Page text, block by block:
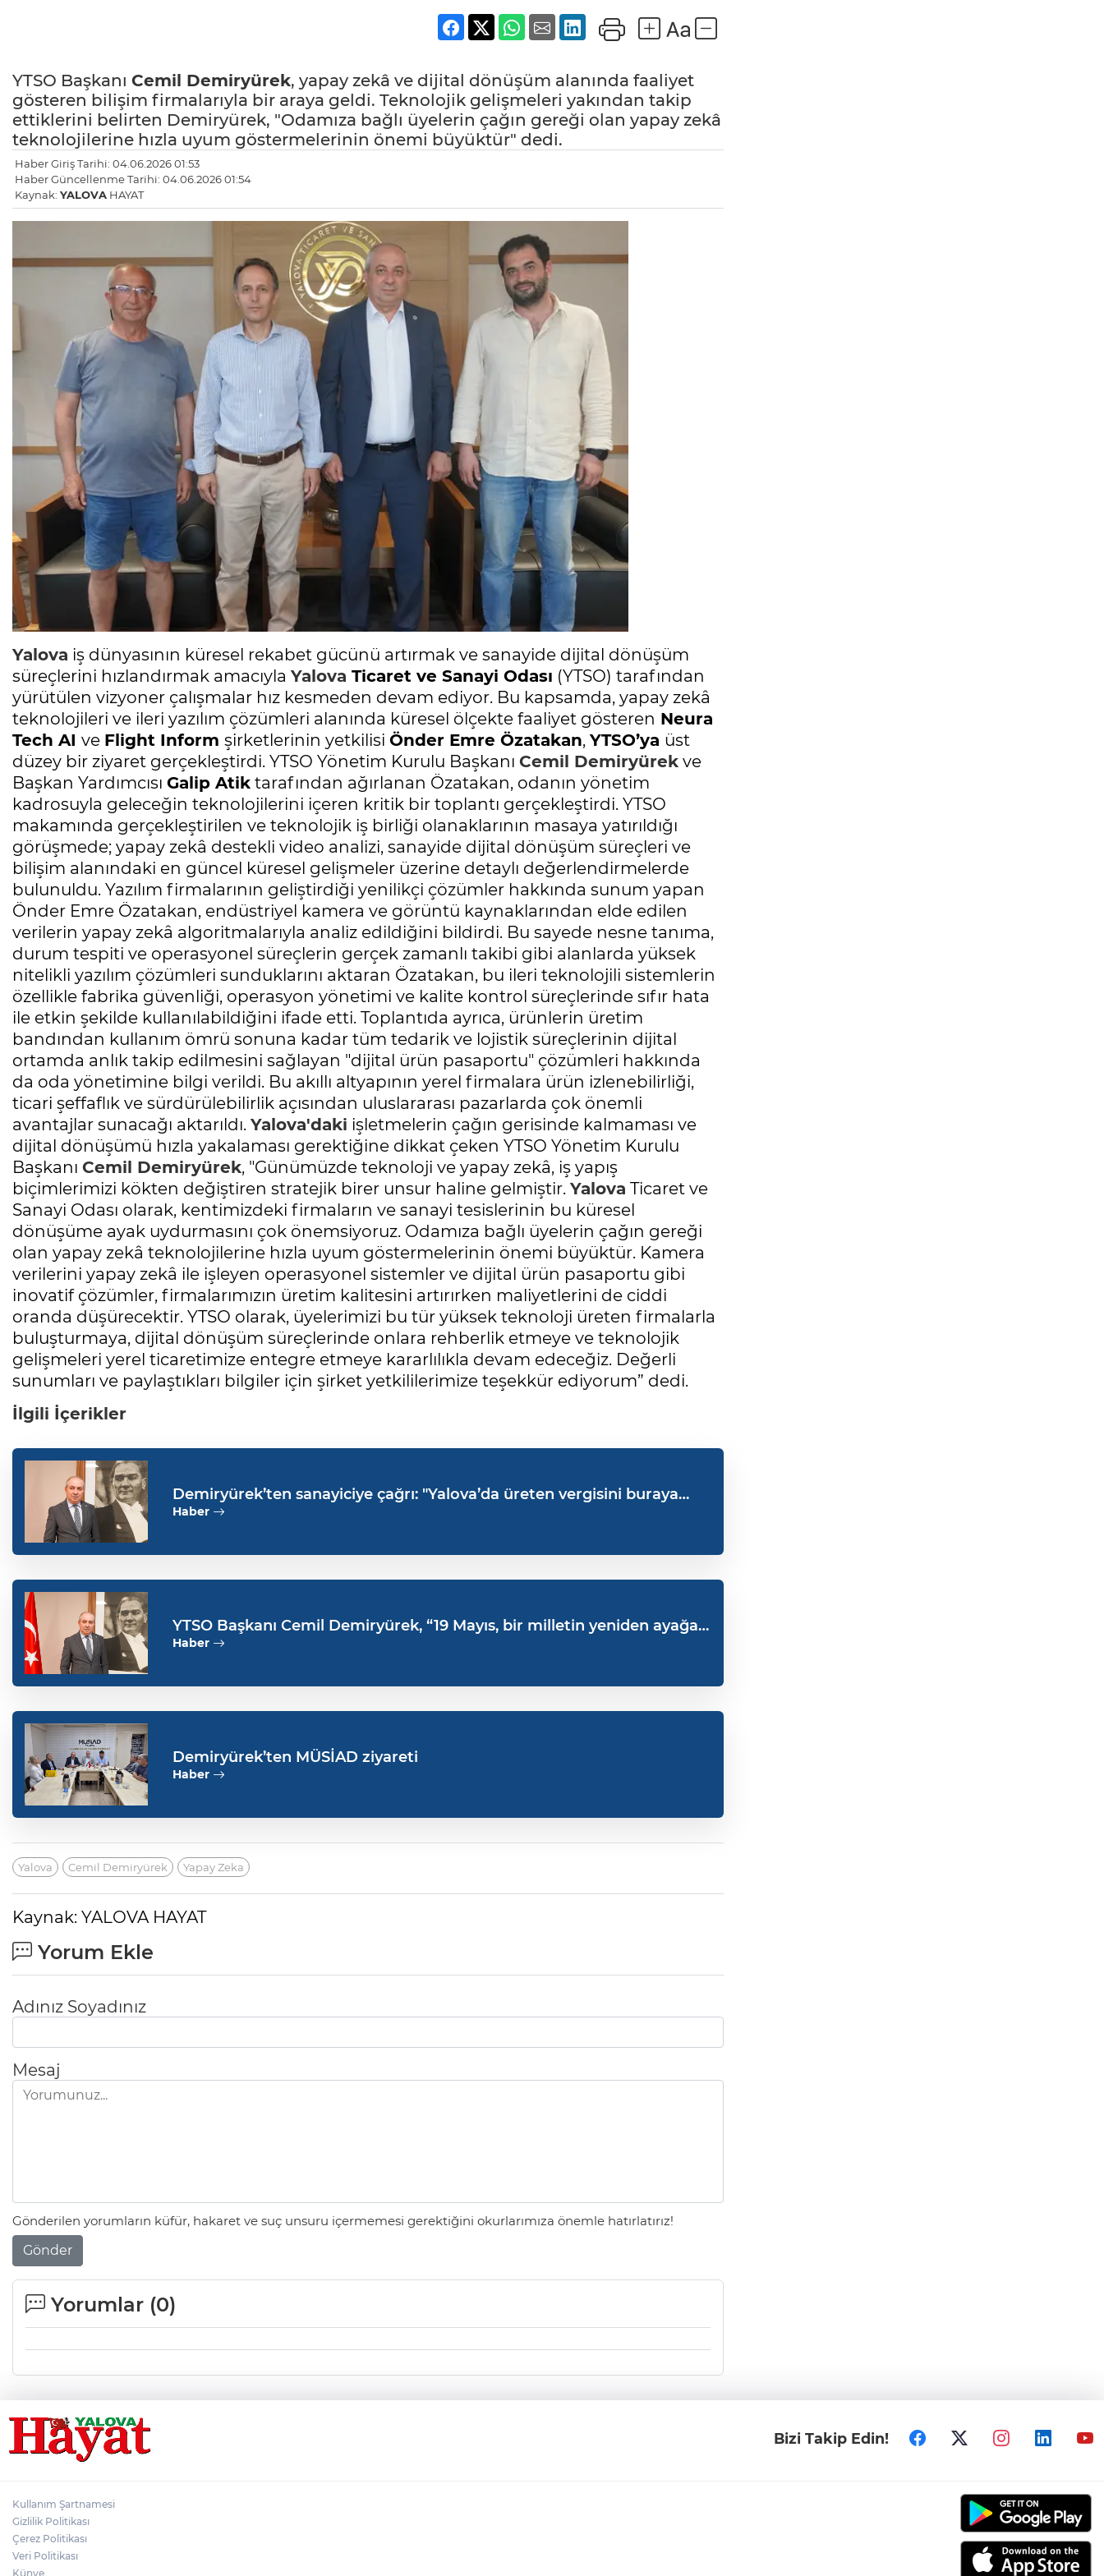
YTSO Başkanı Cemil Demiryürek, yapay zekâ ve dijital dönüşüm alanında faaliyet
gösteren bilişim firmalarıyla bir araya geldi. Teknolojik gelişmeleri yakından takip
ettiklerini belirten Demiryürek, "Odamıza bağlı üyelerin çağın gereği olan yapay zekâ
teknolojilerine hızla uyum göstermelerinin önemi büyüktür" dedi.
Haber Giriş Tarihi: 04.06.2026 01:53
Haber Güncellenme Tarihi: 04.06.2026 01:54
Kaynak: YALOVA HAYAT
Yalova iş dünyasının küresel rekabet gücünü artırmak ve sanayide dijital dönüşüm
süreçlerini hızlandırmak amacıyla Yalova Ticaret ve Sanayi Odası (YTSO) tarafından
yürütülen vizyoner çalışmalar hız kesmeden devam ediyor. Bu kapsamda, yapay zekâ
teknolojileri ve ileri yazılım çözümleri alanında küresel ölçekte faaliyet gösteren Neura
Tech AI ve Flight Inform şirketlerinin yetkilisi Önder Emre Özatakan, YTSO’ya üst
düzey bir ziyaret gerçekleştirdi. YTSO Yönetim Kurulu Başkanı Cemil Demiryürek ve
Başkan Yardımcısı Galip Atik tarafından ağırlanan Özatakan, odanın yönetim
kadrosuyla geleceğin teknolojilerini içeren kritik bir toplantı gerçekleştirdi. YTSO
makamında gerçekleştirilen ve teknolojik iş birliği olanaklarının masaya yatırıldığı
görüşmede; yapay zekâ destekli video analizi, sanayide dijital dönüşüm süreçleri ve
bilişim alanındaki en güncel küresel gelişmeler üzerine detaylı değerlendirmelerde
bulunuldu. Yazılım firmalarının geliştirdiği yenilikçi çözümler hakkında sunum yapan
Önder Emre Özatakan, endüstriyel kamera ve görüntü kaynaklarından elde edilen
verilerin yapay zekâ algoritmalarıyla analiz edildiğini bildirdi. Bu sayede nesne tanıma,
durum tespiti ve operasyonel süreçlerin gerçek zamanlı takibi gibi alanlarda yüksek
nitelikli yazılım çözümleri sunduklarını aktaran Özatakan, bu ileri teknolojili sistemlerin
özellikle fabrika güvenliği, operasyon yönetimi ve kalite kontrol süreçlerinde sıfır hata
ile etkin şekilde kullanılabildiğini ifade etti. Toplantıda ayrıca, ürünlerin üretim
bandından kullanım ömrü sonuna kadar tüm tedarik ve lojistik süreçlerinin dijital
ortamda anlık takip edilmesini sağlayan "dijital ürün pasaportu" çözümleri hakkında
da oda yönetimine bilgi verildi. Bu akıllı altyapının yerel firmalara ürün izlenebilirliği,
ticari şeffaflık ve sürdürülebilirlik açısından uluslararası pazarlarda çok önemli
avantajlar sunacağı aktarıldı. Yalova'daki işletmelerin çağın gerisinde kalmaması ve
dijital dönüşümü hızla yakalaması gerektiğine dikkat çeken YTSO Yönetim Kurulu
Başkanı Cemil Demiryürek, "Günümüzde teknoloji ve yapay zekâ, iş yapış
biçimlerimizi kökten değiştiren stratejik birer unsur haline gelmiştir. Yalova Ticaret ve
Sanayi Odası olarak, kentimizdeki firmaların ve sanayi tesislerinin bu küresel
dönüşüme ayak uydurmasını çok önemsiyoruz. Odamıza bağlı üyelerin çağın gereği
olan yapay zekâ teknolojilerine hızla uyum göstermelerinin önemi büyüktür. Kamera
verilerini yapay zekâ ile işleyen operasyonel sistemler ve dijital ürün pasaportu gibi
inovatif çözümler, firmalarımızın üretim kalitesini artırırken maliyetlerini de ciddi
oranda düşürecektir. YTSO olarak, üyelerimizi bu tür yüksek teknoloji üreten firmalarla
buluşturmaya, dijital dönüşüm süreçlerinde onlara rehberlik etmeye ve teknolojik
gelişmeleri yerel ticaretimize entegre etmeye kararlılıkla devam edeceğiz. Değerli
sunumları ve paylaştıkları bilgiler için şirket yetkililerimize teşekkür ediyorum” dedi.
İlgili İçerikler
Demiryürek’ten sanayiciye çağrı: "Yalova’da üreten vergisini buraya
ödemeli"
Haber
YTSO Başkanı Cemil Demiryürek, “19 Mayıs, bir milletin yeniden ayağa
kalkışının sembolüdür”
Haber
Demiryürek’ten MÜSİAD ziyareti
Haber
Yalova Cemil Demiryürek Yapay Zeka
Kaynak: YALOVA HAYAT
Yorum Ekle
Adınız Soyadınız
Mesaj
Gönderilen yorumların küfür, hakaret ve suç unsuru içermemesi gerektiğini okurlarımıza önemle hatırlatırız!
Gönder
Yorumlar (0)
Bizi Takip Edin!
Kullanım Şartnamesi
Gizlilik Politikası
Çerez Politikası
Veri Politikası
Künye